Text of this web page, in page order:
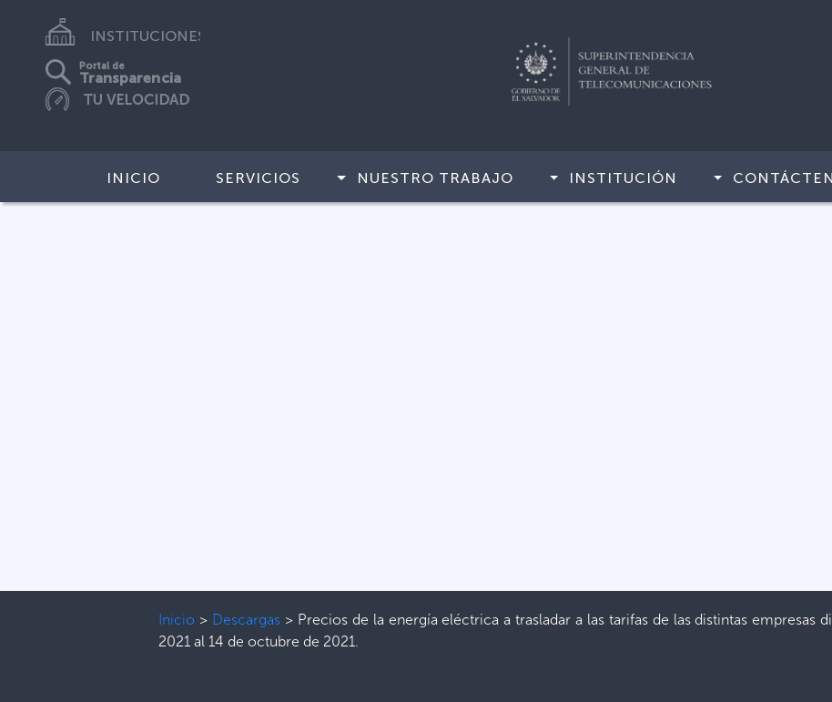
INSTITUCIONES
Portal de
Transparencia
INICIO SERVICIOS NUESTRO TRABAJO INSTITUCIÓN
Inicio > Descargas > Precios de la energía eléctrica a trasladar a las tarifas de las distintas empresas
2021 al 14 de octubre de 2021.